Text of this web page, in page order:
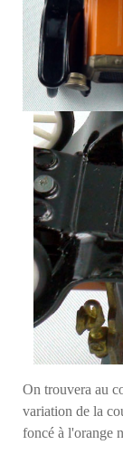
On trouvera au
variation de la
foncé à l'orange